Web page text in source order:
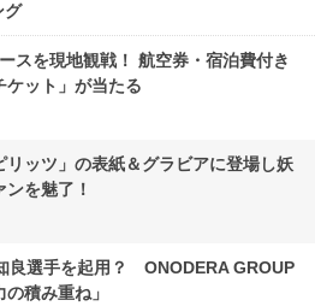
グ
スを現地観戦！ 航空券・宿泊費付き
ケット」が当たる
リッツ」の表紙＆グラビアに登場し妖
を魅了！
良選手を起用？ ONODERA GROUP
積み重ね」